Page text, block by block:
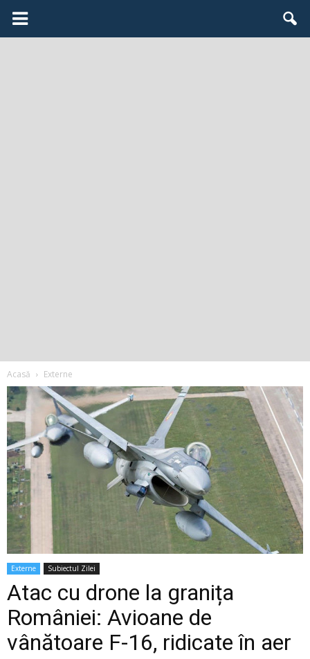
Acasă Externe
Externe Subiectul Zilei
Atac cu drone la granița
României: Avioane de
vânătoare F-16, ridicate în aer